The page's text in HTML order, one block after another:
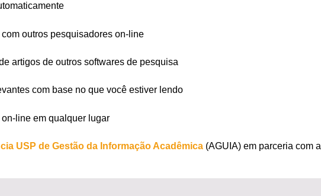
outros pesquisadores on-line
artigos de outros softwares de pesquisa
com base no que você estiver lendo
line em qualquer lugar
USP de Gestão da Informação Acadêmica (AGUIA) em parceria com a